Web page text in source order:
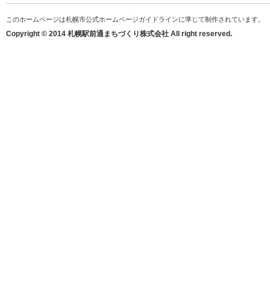
このホームページは札幌市公式ホームページガイドラインに準じて制作されています。
Copyright © 2014 札幌駅前通まちづくり株式会社 All right reserved.